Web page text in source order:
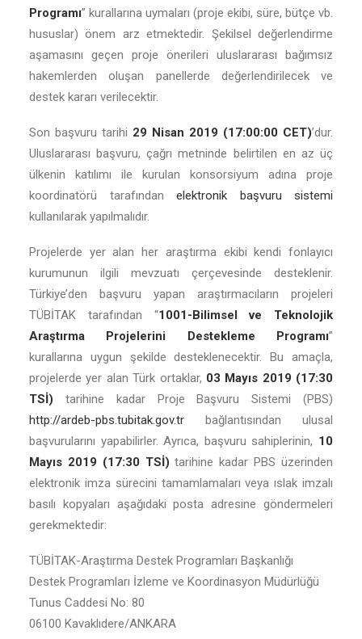
Programı” kurallarına uymaları (proje ekibi, süre, bütçe vb.
hususlar) önem arz etmektedir. Şekilsel değerlendirme
aşamasını geçen proje önerileri uluslararası bağımsız
hakemlerden oluşan panellerde değerlendirilecek ve
destek kararı verilecektir.
Son başvuru tarihi 29 Nisan 2019 (17:00:00 CET)’dur.
Uluslararası başvuru, çağrı metninde belirtilen en az üç
ülkenin katılımı ile kurulan konsorsiyum adına proje
koordinatörü tarafından elektronik başvuru sistemi
kullanılarak yapılmalıdır.
Projelerde yer alan her araştırma ekibi kendi fonlayıcı
kurumunun ilgili mevzuatı çerçevesinde desteklenir.
Türkiye’den başvuru yapan araştırmacıların projeleri
TÜBİTAK tarafından “1001-Bilimsel ve Teknolojik
Araştırma Projelerini Destekleme Programı”
kurallarına uygun şekilde desteklenecektir. Bu amaçla,
projelerde yer alan Türk ortaklar, 03 Mayıs 2019 (17:30
TSİ) tarihine kadar Proje Başvuru Sistemi (PBS)
http://ardeb-pbs.tubitak.gov.tr bağlantısından ulusal
başvurularını yapabilirler. Ayrıca, başvuru sahiplerinin, 10
Mayıs 2019 (17:30 TSİ) tarihine kadar PBS üzerinden
elektronik imza sürecini tamamlamaları veya ıslak imzalı
basılı kopyaları aşağıdaki posta adresine göndermeleri
gerekmektedir:
TÜBİTAK-Araştırma Destek Programları Başkanlığı
Destek Programları İzleme ve Koordinasyon Müdürlüğü
Tunus Caddesi No: 80
06100 Kavaklıdere/ANKARA